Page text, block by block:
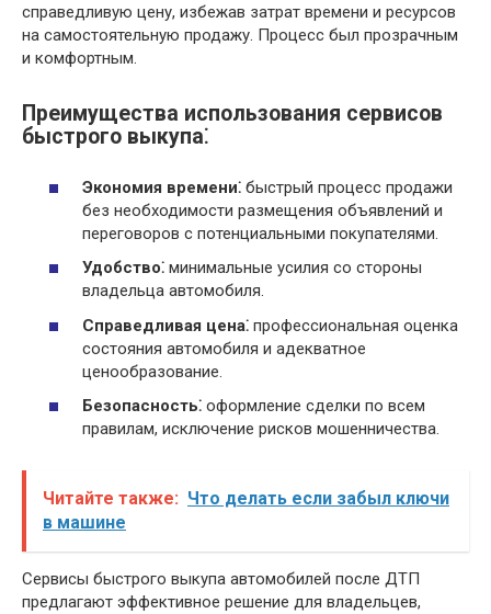
справедливую цену, избежав затрат времени и ресурсов
на самостоятельную продажу. Процесс был прозрачным
и комфортным.
Преимущества использования сервисов
быстрого выкупа⁚
Экономия времени⁚ быстрый процесс продажи
без необходимости размещения объявлений и
переговоров с потенциальными покупателями.
Удобство⁚ минимальные усилия со стороны
владельца автомобиля.
Справедливая цена⁚ профессиональная оценка
состояния автомобиля и адекватное
ценообразование.
Безопасность⁚ оформление сделки по всем
правилам, исключение рисков мошенничества.
Читайте также: Что делать если забыл ключи
в машине
Сервисы быстрого выкупа автомобилей после ДТП
предлагают эффективное решение для владельцев,